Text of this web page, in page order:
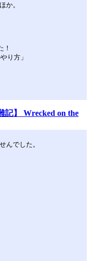
か。
！
り方」
記】 Wrecked on the
んでした。